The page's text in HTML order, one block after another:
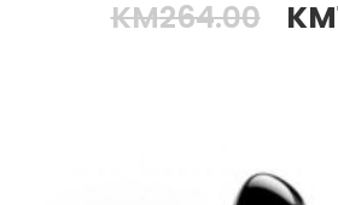
KM264.00 KM